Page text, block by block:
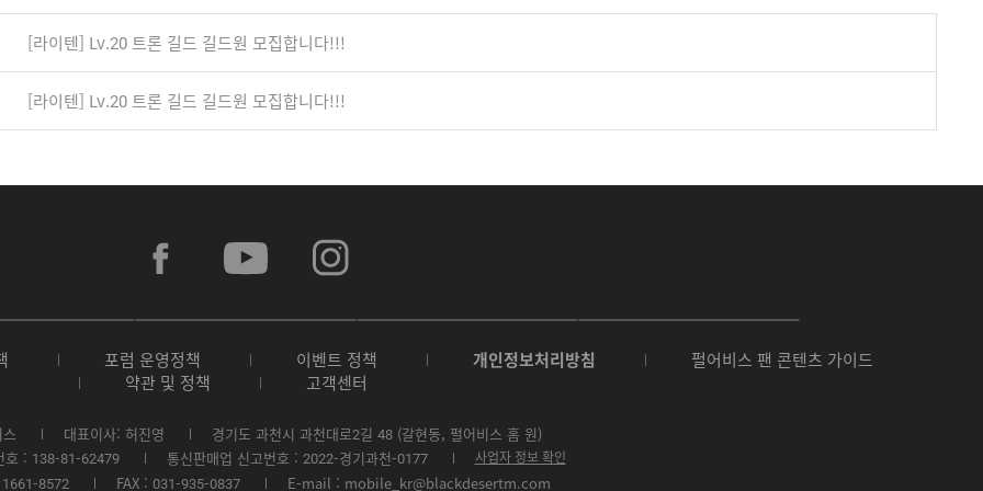
[라이텐] Lv.20 트론 길드 길드원 모집합니다!!!
[라이텐] Lv.20 트론 길드 길드원 모집합니다!!!
a
c
b
o
k
o
u
u
e
n
s
a
r
a
r
e
o
o
e
P
a
y
t
N
E
포럼 운영정책 이벤트 정책 개인정보처리방침
펄어비스 팬 콘텐츠 가이드
약관 및 정책
고객센터
대표이사: 허진영
경기도 과천시 과천대로2길 48 (갈현동, 펄어비스 홈 원)
호 : 138-81-62479
통신판매업 신고번호 : 2022-경기과천-0177 사업자 정보 확인
8572 FAX : 031-935-0837 E-mail : mobile_kr@blackdesertm.com